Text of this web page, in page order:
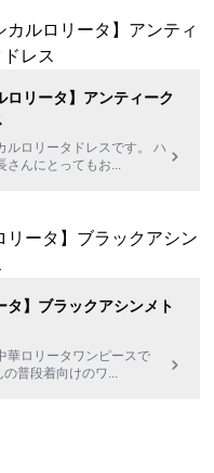
ロリータ】アンティーク
ルロリータドレスです。 ハ
さんにとってもお...
タ】ブラックアシンメト
華ロリータワンピースで
普段着向けのワ ...